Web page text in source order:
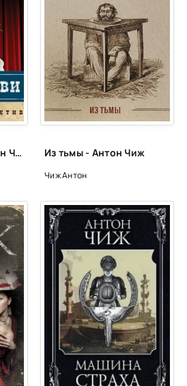
Аромат крови - Антон Чиж Из тьмы - Антон Чиж
Чиж Антон